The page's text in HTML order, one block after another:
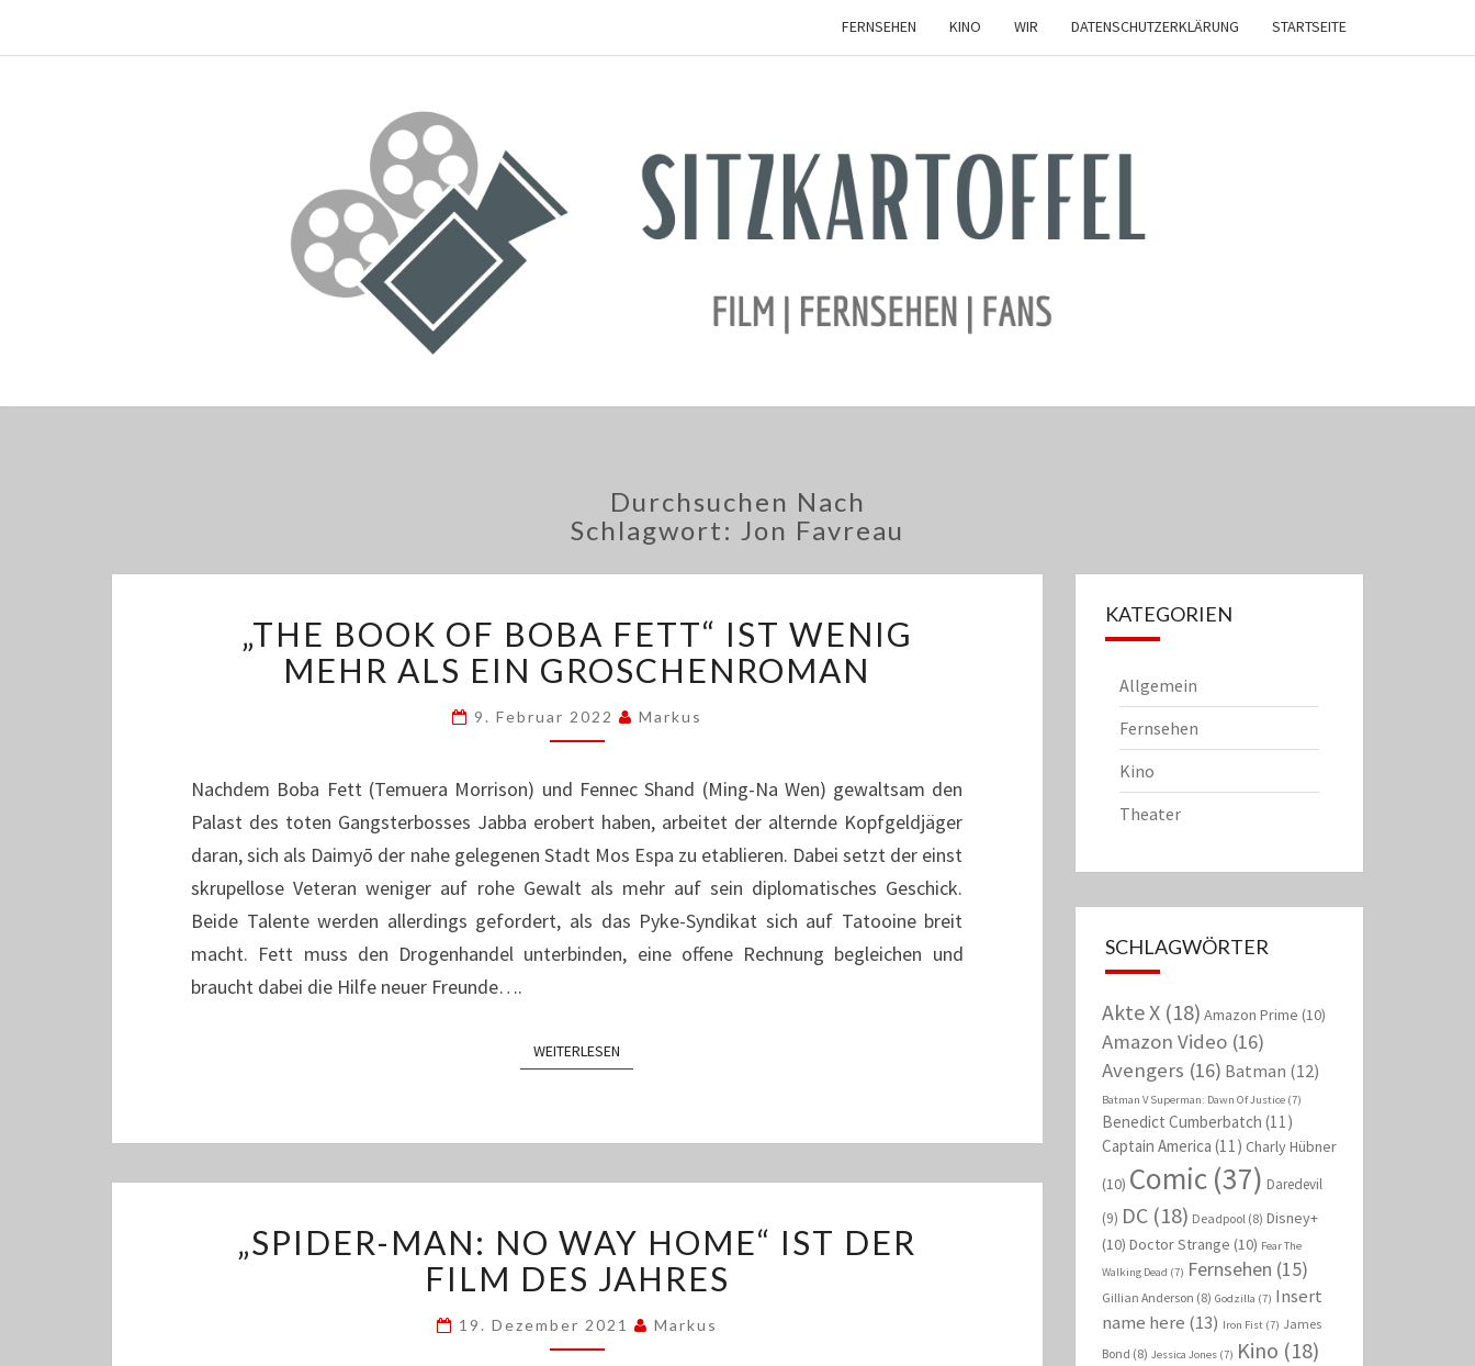
FERNSEHEN KINO WIR DATENSCHUTZERKLÄRUNG STARTSEITE
Durchsuchen Nach
Schlagwort: Jon Favreau
BOOK
OF
BOBA
FETT“
IST
MEHR
ALS
EIN
GROSCHENROMAN
„THE BOOK OF BOBA FETT“ IST WENIG
MEHR ALS EIN GROSCHENROMAN
9. Februar 2022 Markus
Nachdem Boba Fett (Temuera Morrison) und Fennec Shand (Ming-Na Wen) gewaltsam den
Palast des toten Gangsterbosses Jabba erobert haben, arbeitet der alternde Kopfgeldjäger
daran, sich als Daimyō der nahe gelegenen Stadt Mos Espa zu etablieren. Dabei setzt der einst
skrupellose Veteran weniger auf rohe Gewalt als mehr auf sein diplomatisches Geschick.
Beide Talente werden allerdings gefordert, als das Pyke-Syndikat sich auf Tatooine breit
macht. Fett muss den Drogenhandel unterbinden, eine offene Rechnung begleichen und
braucht dabei die Hilfe neuer Freunde….
WEITERLESEN
MAN:
NO
WAY
HOME“
IST
„SPIDER-MAN: NO WAY HOME“ IST DER
FILM DES JAHRES
19. Dezember 2021 Markus
KATEGORIEN
Allgemein
Fernsehen
Kino
Theater
SCHLAGWÖRTER
Akte X(18) Amazon Prime (10)
Amazon Video(16)
Avengers (16) Batman (12)
Batman V Superman: Dawn Of Justice(7)
Benedict Cumberbatch (11)
Captain America (11) Charly Hübner
(10) Comic(37) Daredevil
(9) DC(18) Deadpool(8) Disney+
(10) Doctor Strange (10) Fear The
Walking Dead (7) Fernsehen (15)
Gillian Anderson (8) Godzilla (7) Insert
name here (13) Iron Fist(7) James
Bond (8) Jessica Jones(7) Kino (18)